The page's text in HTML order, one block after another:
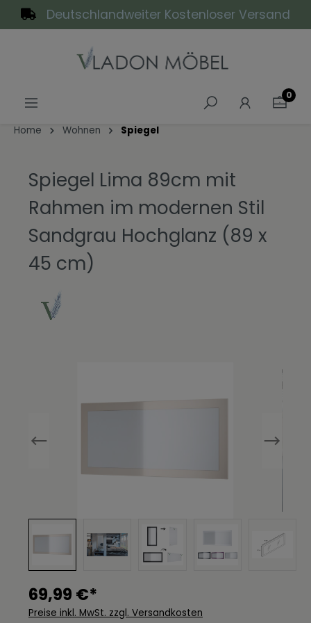
springenDeutschlandweiter Kostenloser Versand
0
Home Wohnen Spiegel
Spiegel Lima 89cm mit
Rahmen im modernen Stil
Sandgrau Hochglanz (89 x
45 cm)
69,99 €*
Preise inkl. MwSt. zzgl. Versandkosten